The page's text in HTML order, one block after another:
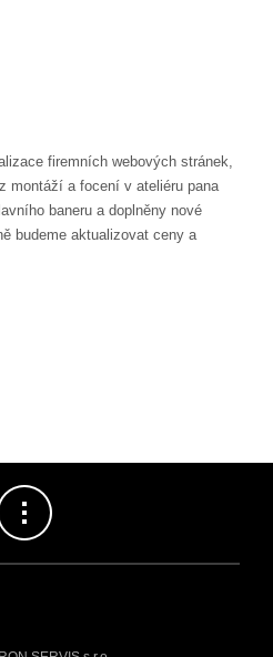
firemních webových stránek,
montáží a focení v ateliéru pana
baneru a doplněny nové
budeme aktualizovat ceny a